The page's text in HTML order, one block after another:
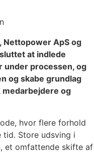
Nettopower ApS og
at indlede
processen, og
og skabe grundlag
og
hvor flere forhold
tid. Store udsving i
et omfattende skifte af